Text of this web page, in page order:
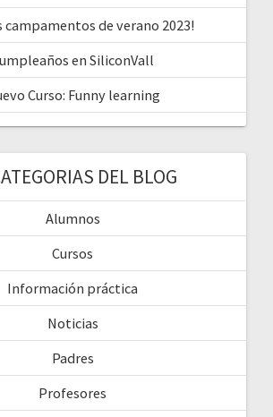
campamentos de verano 2023!
en SiliconVall
Curso: Funny learning
DEL BLOG
Alumnos
Cursos
Información práctica
Noticias
Padres
Profesores